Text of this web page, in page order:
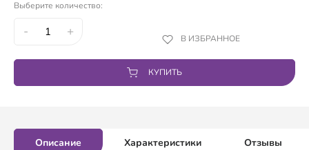
Выберите количество:
- + В ИЗБРАННОЕ
КУПИТЬ
Описание Характеристики Отзывы